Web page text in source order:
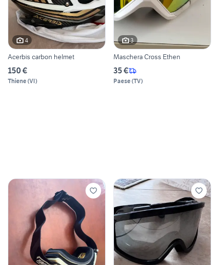
4
Acerbis carbon helmet
150 €
Thiene(VI)
3
Maschera Cross Ethen
35 €
Paese(TV)